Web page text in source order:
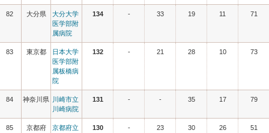
82 大分県
大分大学
医学部附
属病院
134 - 33 19 11 71
83 東京都
日本大学
医学部附
属板橋病
院
132 - 21 28 10 73
84 神奈川県 川崎市立
川崎病院
131 - - 35 17 79
85 京都府
京都府立
130 - 23 30 26 51